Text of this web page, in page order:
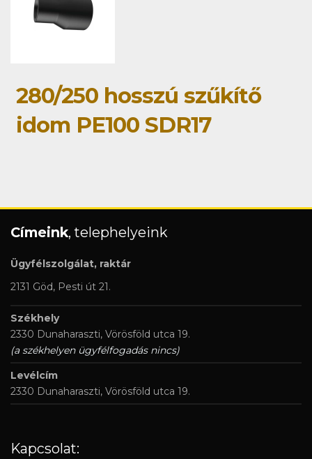
280/250 hosszú szűkítő
idom PE100 SDR17
Címeink, telephelyeink
Ügyfélszolgálat, raktár
2131 Göd, Pesti út 21.
Székhely
2330 Dunaharaszti, Vörösföld utca 19.
(a székhelyen ügyfélfogadás nincs)
Levélcím
2330 Dunaharaszti, Vörösföld utca 19.
Kapcsolat: